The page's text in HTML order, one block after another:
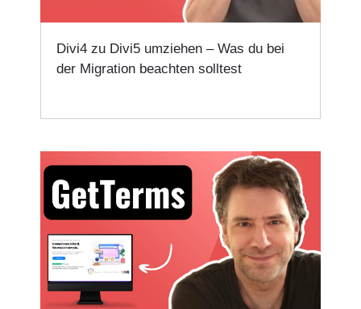
Divi4 zu Divi5 umziehen – Was du bei
der Migration beachten solltest